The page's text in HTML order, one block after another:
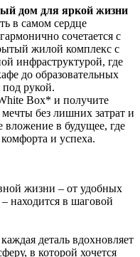
дом для яркой жизни
в самом сердце
сочетается с
жилой комплекс с
инфраструктурой, где
до образовательных
под рукой.
Box* и получите
без лишних затрат и
в будущее, где
и успеха.
жизни – от удобных
находится в шаговой
деталь вдохновляет
в которой хочется